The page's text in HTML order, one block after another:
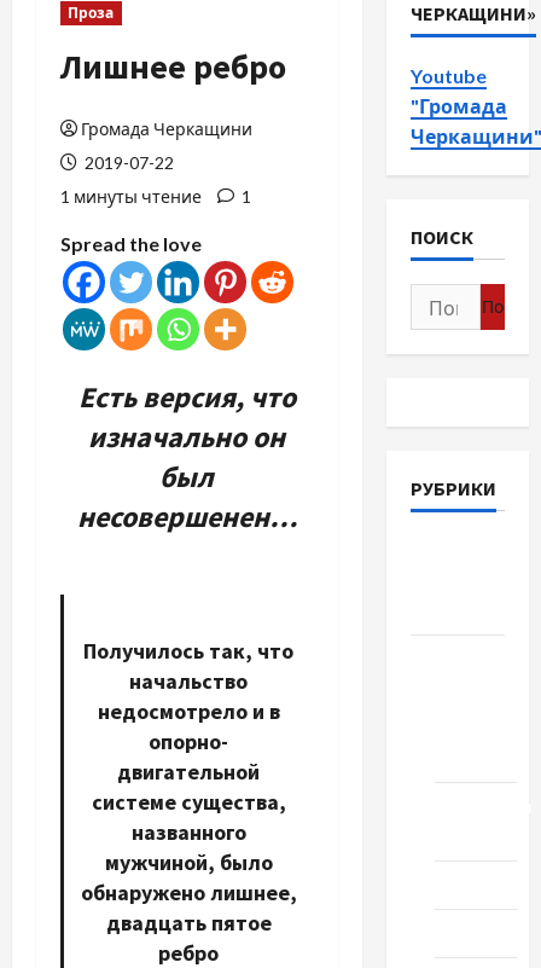
Проза
Лишнее ребро
Громада Черкащини
2019-07-22
1 минуты чтение
1
Spread the love
Есть версия, что
изначально он
был
несовершенен…
Получилось так, что
начальство
недосмотрело и в
опорно-
двигательной
системе существа,
названного
мужчиной, было
обнаружено лишнее,
двадцать пятое
ребро
ЧЕРКАЩИНИ»
Youtube
"Громада
Черкащини"
ПОИСК
Найти:
РУБРИКИ